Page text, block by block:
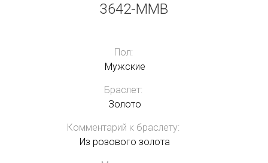
3642-MMB
Пол:
Мужские
Браслет:
Золото
Комментарий к браслету:
Из розового золота